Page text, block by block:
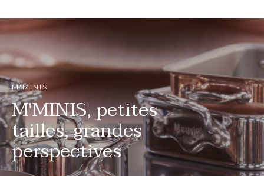
M'MINIS
M'MINIS, petites
tailles, grandes
perspectives